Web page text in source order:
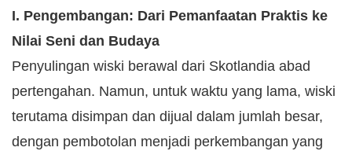
I. Pengembangan: Dari Pemanfaatan Praktis ke
Nilai Seni dan Budaya
Penyulingan wiski berawal dari Skotlandia abad
pertengahan. Namun, untuk waktu yang lama, wiski
terutama disimpan dan dijual dalam jumlah besar,
dengan pembotolan menjadi perkembangan yang